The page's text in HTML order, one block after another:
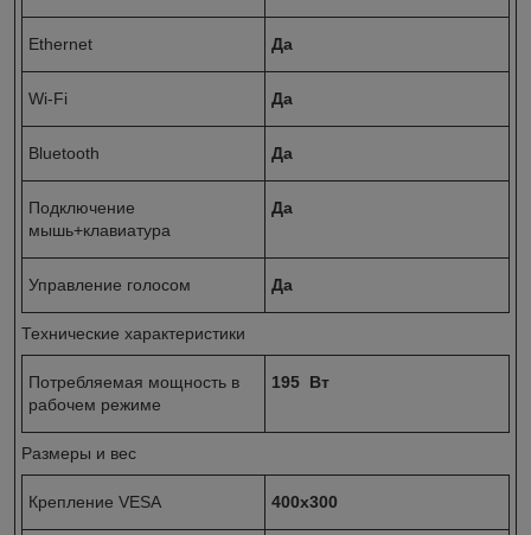
Ethernet Да
Wi-Fi Да
Bluetooth Да
Подключение
мышь+клавиатура
Да
Управление голосом Да
Технические характеристики
Потребляемая мощность в
рабочем режиме
195 Вт
Размеры и вес
Крепление VESA 400х300